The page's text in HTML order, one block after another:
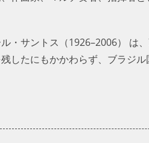
・サントス（1926–2006） は
したにもかかわらず、ブラジ